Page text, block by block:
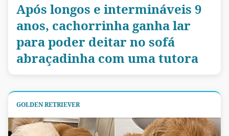
Após longos e intermináveis 9
anos, cachorrinha ganha lar
para poder deitar no sofá
abraçadinha com uma tutora
GOLDEN RETRIEVER